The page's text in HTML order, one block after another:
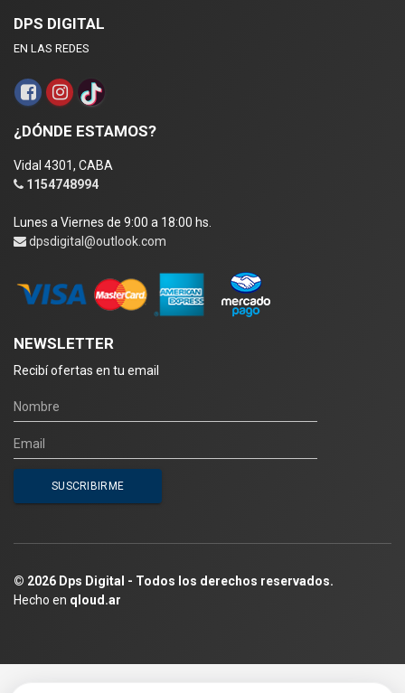
DPS DIGITAL
EN LAS REDES
¿DÓNDE ESTAMOS?
Vidal 4301, CABA
1154748994
Lunes a Viernes de 9:00 a 18:00 hs.
dpsdigital@outlook.com
NEWSLETTER
Recibí ofertas en tu email
© 2026 Dps Digital - Todos los derechos reservados.
Hecho en qloud.ar